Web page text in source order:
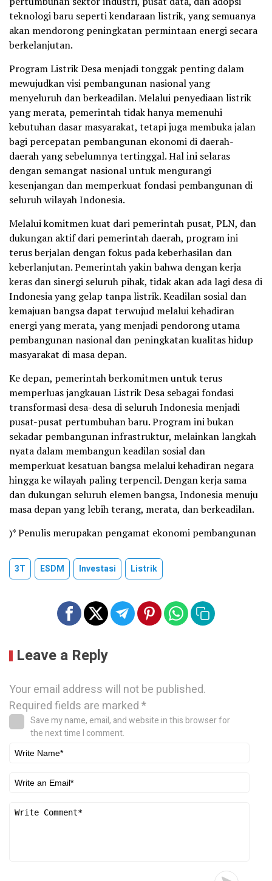
teknologi baru seperti kendaraan listrik, yang semuanya
akan mendorong peningkatan permintaan energi secara
berkelanjutan.
Program Listrik Desa menjadi tonggak penting dalam
mewujudkan visi pembangunan nasional yang
menyeluruh dan berkeadilan. Melalui penyediaan listrik
yang merata, pemerintah tidak hanya memenuhi
kebutuhan dasar masyarakat, tetapi juga membuka jalan
bagi percepatan pembangunan ekonomi di daerah-
daerah yang sebelumnya tertinggal. Hal ini selaras
dengan semangat nasional untuk mengurangi
kesenjangan dan memperkuat fondasi pembangunan di
seluruh wilayah Indonesia.
Melalui komitmen kuat dari pemerintah pusat, PLN, dan
dukungan aktif dari pemerintah daerah, program ini
terus berjalan dengan fokus pada keberhasilan dan
keberlanjutan. Pemerintah yakin bahwa dengan kerja
keras dan sinergi seluruh pihak, tidak akan ada lagi desa di
Indonesia yang gelap tanpa listrik. Keadilan sosial dan
kemajuan bangsa dapat terwujud melalui kehadiran
energi yang merata, yang menjadi pendorong utama
pembangunan nasional dan peningkatan kualitas hidup
masyarakat di masa depan.
Ke depan, pemerintah berkomitmen untuk terus
memperluas jangkauan Listrik Desa sebagai fondasi
transformasi desa-desa di seluruh Indonesia menjadi
pusat-pusat pertumbuhan baru. Program ini bukan
sekadar pembangunan infrastruktur, melainkan langkah
nyata dalam membangun keadilan sosial dan
memperkuat kesatuan bangsa melalui kehadiran negara
hingga ke wilayah paling terpencil. Dengan kerja sama
dan dukungan seluruh elemen bangsa, Indonesia menuju
masa depan yang lebih terang, merata, dan berkeadilan.
)* Penulis merupakan pengamat ekonomi pembangunan
3T ESDM Investasi Listrik
Leave a Reply
Your email address will not be published.
Required fields are marked*
Save my name, email, and website in this browser for
the next time I comment.